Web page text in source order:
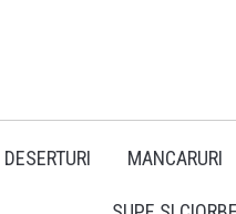
DESERTURI MANCARURI